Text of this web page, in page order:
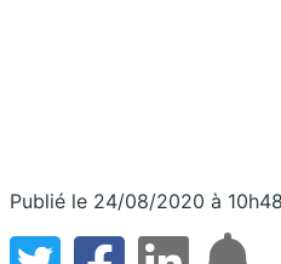
Publié le 24/08/2020 à 10h48